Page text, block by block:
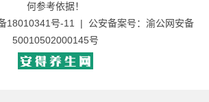
何参考依据！
18010341号-11 | 公安备案号： 渝公网安备
50010502000145号